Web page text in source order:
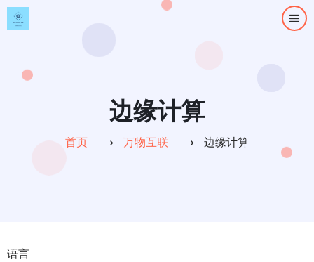
跳
转
边缘计算
首页 ⟶ 万物互联 ⟶ 边缘计算
语言